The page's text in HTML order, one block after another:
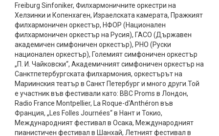
Freiburg Sinfoniker, Филхармоничните оркестри на
Хелзинки и Копенхаген, Израелската камерата, Пражкият
филхармоничен оркестър, НФОР (Национален
филхармоничен оркестър на Русия), ГАСО (Държавен
академичен симфоничен оркестър), РНО (Руски
национален оркестър), Големият симфоничен оркестър
„П. И. Чайковски“, Академичният симфоничен оркестър на
Санктпетербургската филхармония, оркестърът на
Мариинския театър в Санкт Петербург и много други.Той
е участник във фестивали като: BBC Proms в Лондон,
Radio France Montpellier, La Roque-d'Anthéron във
Франция, „Les Folles Journées“ в Нант и Токио,
Международният фестивал в Осака, Международният
пианистичен фестивал в Шанхай, Летният фестивал в